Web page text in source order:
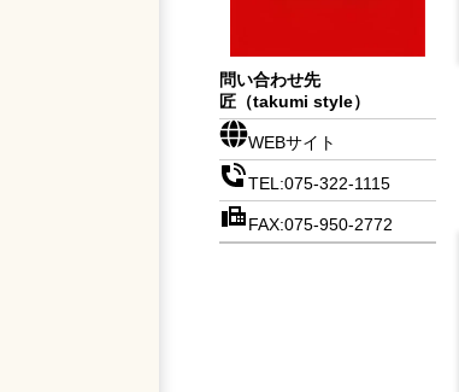
問い合わせ先
匠（takumi style）
WEBサイト
TEL:075-322-1115
FAX:075-950-2772